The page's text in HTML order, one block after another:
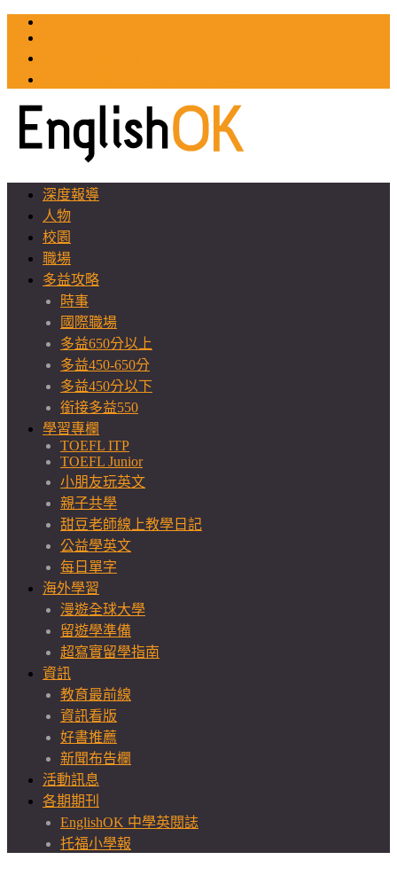
深度報導
人物
校園
職場
多益攻略
時事
國際職場
多益650分以上
多益450-650分
多益450分以下
銜接多益550
學習專欄
TOEFL ITP
TOEFL Junior
小朋友玩英文
親子共學
甜豆老師線上教學日記
公益學英文
每日單字
海外學習
漫遊全球大學
留遊學準備
超寫實留學指南
資訊
教育最前線
資訊看版
好書推薦
新聞布告欄
活動訊息
各期期刊
EnglishOK 中學英閱誌
托福小學報